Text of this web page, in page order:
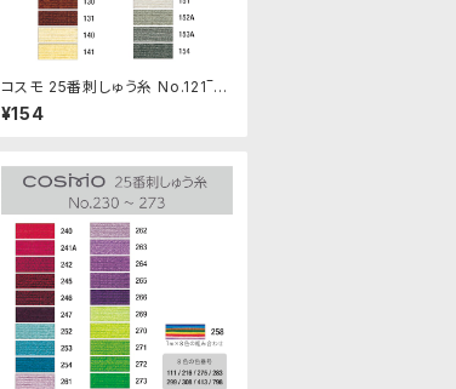
コスモ 25番刺しゅう糸 No.121‾15
4
¥154